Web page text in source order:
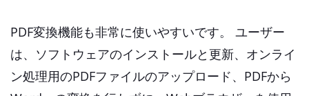
PDF変換機能も非常に使いやすいです。 ユーザー
は、ソフトウェアのインストールと更新、オンライ
ン処理用のPDFファイルのアップロード、PDFから